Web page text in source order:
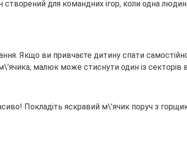
для командних ігор, коли одна
Якщо ви привчаєте дитину спати
малюк може стиснути один із секторів
Покладіть яскравий м\’ячик поруч з